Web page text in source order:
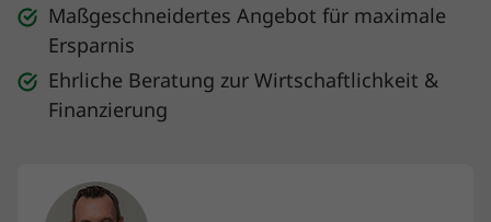
Maßgeschneidertes Angebot für maximale
Ersparnis
Ehrliche Beratung zur Wirtschaftlichkeit &
Finanzierung